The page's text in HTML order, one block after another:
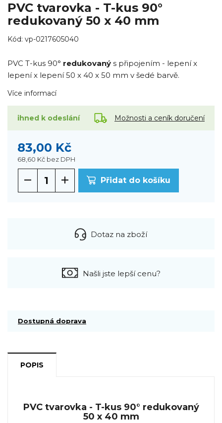
PVC tvarovka - T-kus 90°
redukovaný 50 x 40 mm
Kód: vp-0217605040
PVC T-kus 90° redukovaný s připojením - lepení x
lepení x lepení 50 x 40 x 50 mm v šedé barvě.
Více informací
ihned k odeslání Možnosti a ceník doručení
83,00 Kč
68,60 Kč bez DPH
Přidat do košíku
Dotaz na zboží
Našli jste lepší cenu?
Dostupná doprava
POPIS
PVC tvarovka - T-kus 90° redukovaný
50 x 40 mm